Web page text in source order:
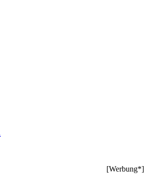
[Werbung*]